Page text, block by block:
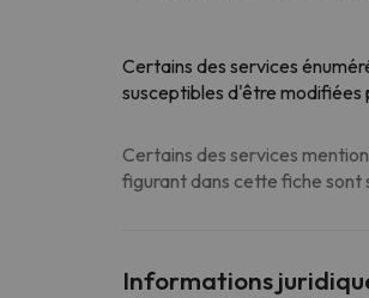
Certains des services
susceptibles d'être modifiées
Certains des services
figurant dans cette fiche sont
Informations